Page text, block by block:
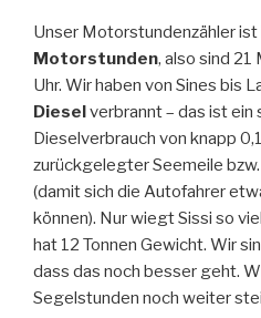
Unser Motorstundenzähler ist
Motorstunden, also sind
Uhr. Wir haben von Sines bis
Dieselverbrannt – das ist ein
Dieselverbrauch von knapp
zurückgelegter Seemeile
(damit sich die Autofahrer
können). Nur wiegt Sissi so
hat 12 Tonnen Gewicht. Wir
dass das noch besser geht.
Segelstunden noch weiter